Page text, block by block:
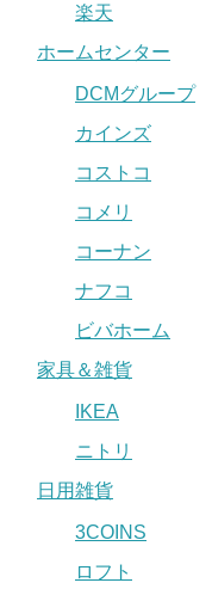
楽天
ホームセンター
DCMグループ
カインズ
コストコ
コメリ
コーナン
ナフコ
ビバホーム
家具＆雑貨
IKEA
ニトリ
日用雑貨
3COINS
ロフト